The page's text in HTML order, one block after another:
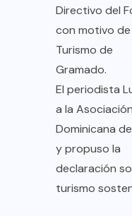
Directivo del
con motivo
Turismo de
Gramado.
El periodista
a la Asociación
Dominicana
y propuso la
declaración
turismo